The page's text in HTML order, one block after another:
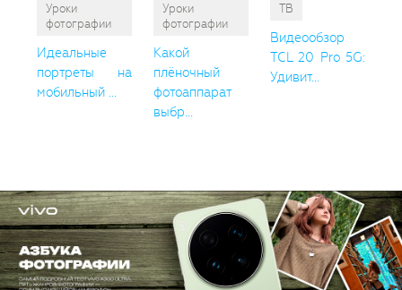
Уроки
фотографии
Идеальные
портреты на
мобильный ...
Уроки
фотографии
Какой
плёночный
фотоаппарат
выбр...
ТВ
Видеообзор
TCL 20 Pro 5G:
Удивит...